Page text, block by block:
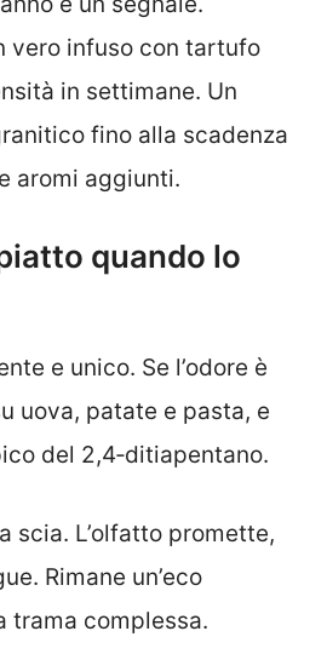
vero infuso con tartufo
in settimane. Un
fino alla scadenza
aromi aggiunti.
quando lo
e unico. Se l’odore è
uova, patate e pasta, e
del 2,4‑ditiapentano.
scia. L’olfatto promette,
Rimane un’eco
trama complessa.